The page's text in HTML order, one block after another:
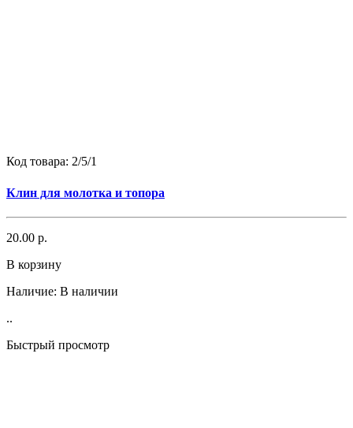
Код товара: 2/5/1
Клин для молотка и топора
20.00 р.
В корзину
Наличие: В наличии
..
Быстрый просмотр